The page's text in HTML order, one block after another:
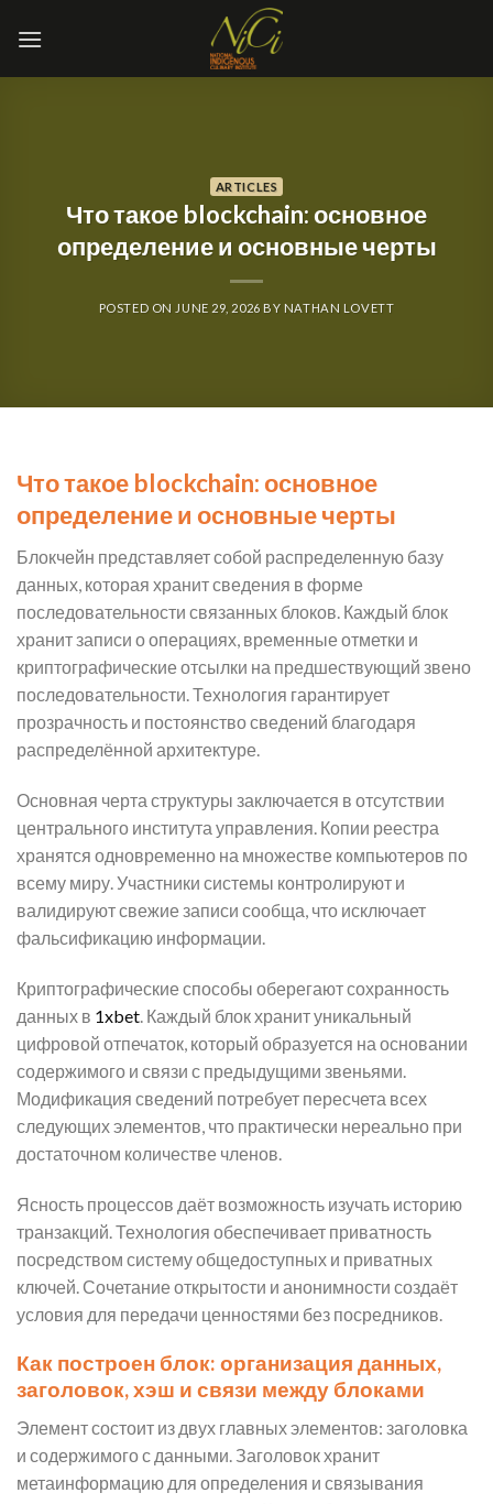
ARTICLES
Что такое blockchain: основное
определение и основные черты
POSTED ON JUNE 29, 2026 BY NATHAN LOVETT
Что такое blockchain: основное
определение и основные черты
Блокчейн представляет собой распределенную базу
данных, которая хранит сведения в форме
последовательности связанных блоков. Каждый блок
хранит записи о операциях, временные отметки и
криптографические отсылки на предшествующий звено
последовательности. Технология гарантирует
прозрачность и постоянство сведений благодаря
распределённой архитектуре.
Основная черта структуры заключается в отсутствии
центрального института управления. Копии реестра
хранятся одновременно на множестве компьютеров по
всему миру. Участники системы контролируют и
валидируют свежие записи сообща, что исключает
фальсификацию информации.
Криптографические способы оберегают сохранность
данных в 1xbet . Каждый блок хранит уникальный
цифровой отпечаток, который образуется на основании
содержимого и связи с предыдущими звеньями.
Модификация сведений потребует пересчета всех
следующих элементов, что практически нереально при
достаточном количестве членов.
Ясность процессов даёт возможность изучать историю
транзакций. Технология обеспечивает приватность
посредством систему общедоступных и приватных
ключей. Сочетание открытости и анонимности создаёт
условия для передачи ценностями без посредников.
Как построен блок: организация данных,
заголовок, хэш и связи между блоками
Элемент состоит из двух главных элементов: заголовка
и содержимого с данными. Заголовок хранит
метаинформацию для определения и связывания